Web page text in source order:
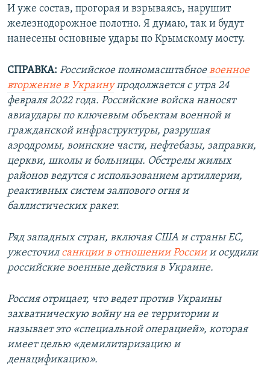
И уже состав, прогорая и взрываясь, нарушит
железнодорожное полотно. Я думаю, так и будут
нанесены основные удары по Крымскому мосту.
СПРАВКА: Российское полномасштабное военное
вторжение в Украинупродолжается с утра 24
февраля 2022 года. Российские войска наносят
авиаудары по ключевым объектам военной и
гражданской инфраструктуры, разрушая
аэродромы, воинские части, нефтебазы, заправки,
церкви, школы и больницы. Обстрелы жилых
районов ведутся с использованием артиллерии,
реактивных систем залпового огня и
баллистических ракет.
Ряд западных стран, включая США и страны ЕС,
ужесточил санкции в отношении Россиии осудили
российские военные действия в Украине.
Россия отрицает, что ведет против Украины
захватническую войну на ее территории и
называет это «специальной операцией», которая
имеет целью «демилитаризацию и
денацификацию».